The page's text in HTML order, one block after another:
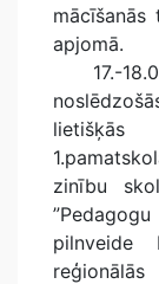
mācīšanās
apjomā.
17.-
lietišķās
zinību
pilnveide